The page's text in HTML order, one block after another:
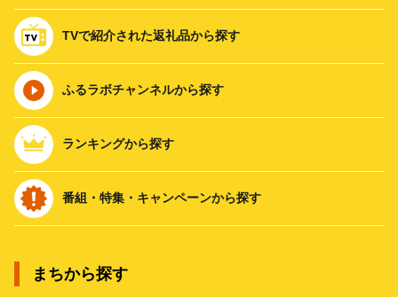
TVで紹介された返礼品から探す
ふるラボチャンネルから探す
ランキングから探す
番組・特集・キャンペーンから探す
まちから探す